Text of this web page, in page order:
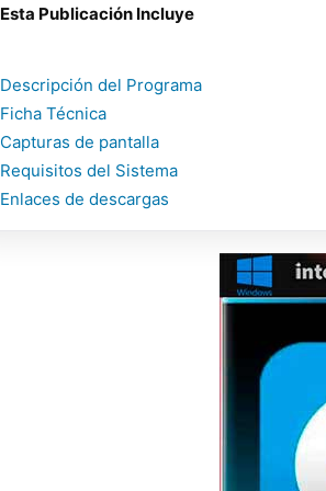
Esta Publicación Incluye
Descripción del Programa
Ficha Técnica
Capturas de pantalla
Requisitos del Sistema
Enlaces de descargas